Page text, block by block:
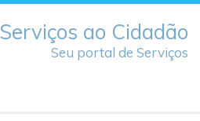
Serviços ao Cidadão
Seu portal de Serviços